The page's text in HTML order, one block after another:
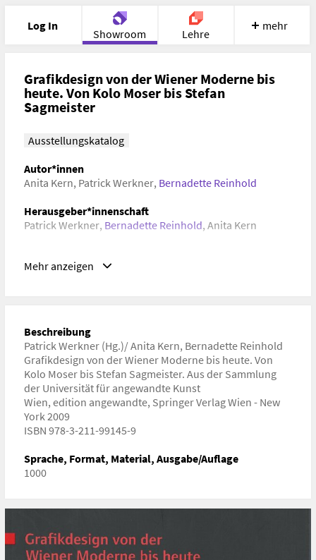
Log In
Showroom Lehre
Portfolio Cloud Chat
mehr
Grafikdesign von der Wiener Moderne bis
heute. Von Kolo Moser bis Stefan
Sagmeister
Ausstellungskatalog
Autor*innen
Anita Kern, Patrick Werkner, Bernadette Reinhold
Herausgeber*innenschaft
Patrick Werkner, Bernadette Reinhold, Anita Kern
Springer Verlag edition angewandte, Wien New York
Kunstgeschichte, Kulturgeschichte
ISBN/ISSN/ISMN, DOI
ISBN/ISSN/ISMN: ISBN 978-3-211-99145-9
Mehr anzeigen
Beschreibung
Patrick Werkner (Hg.)/ Anita Kern, Bernadette Reinhold
Grafikdesign von der Wiener Moderne bis heute. Von
Kolo Moser bis Stefan Sagmeister. Aus der Sammlung
der Universität für angewandte Kunst
Wien, edition angewandte, Springer Verlag Wien - New
York 2009
ISBN 978-3-211-99145-9
Sprache, Format, Material, Ausgabe/Auflage
1000